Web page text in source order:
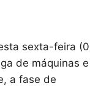
sexta-feira
de máquinas e
a fase de